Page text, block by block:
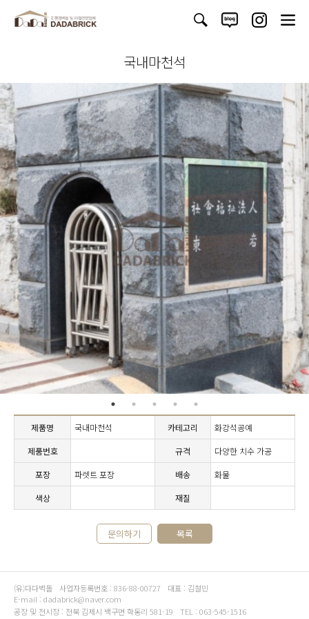
국내마천석
제품명 국내마천석 카테고리
화강석공예
제품번호
규격
다양한 치수 가공
포장
파렛트 포장 배송
화물
색상
재질
문의하기 목록
(유)다다벽돌 사업자등록번호 : 836-88-00727
대표 : 김철민
E-mail : dadabrick@naver.com
공장 및 전시장 : 전북 김제시 백구면 학동리 581-19
TEL : 063-545-1516